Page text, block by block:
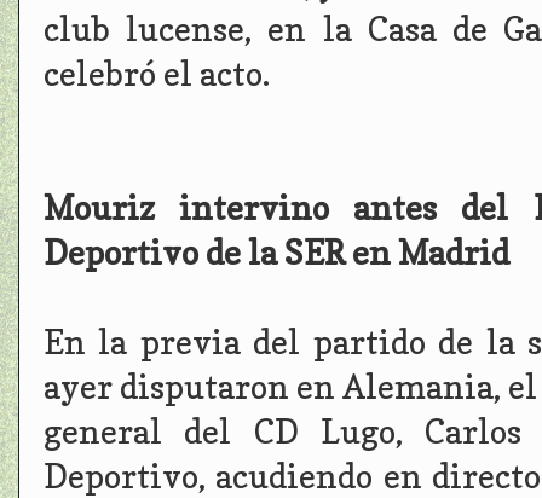
club lucense, en la Casa de
celebró el acto.
Mouriz intervino antes del
Deportivo de la SER en Madrid
En la previa del partido de la
ayer disputaron en Alemania,
general del CD Lugo,
Deportivo, acudiendo en